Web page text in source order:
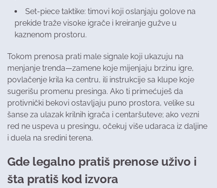
Set-piece taktikе: timovi koji oslanjaju golove na
prekide traže visoke igrače i kreiranje gužve u
kaznenom prostoru.
Tokom prenosa prati male signale koji ukazuju na
menjanje trenda—zamene koje mijenjaju brzinu igre,
povlačenje krila ka centru, ili instrukcije sa klupe koje
sugerišu promenu presinga. Ako ti primećuješ da
protivnički bekovi ostavljaju puno prostora, velike su
šanse za ulazak krilnih igrača i centaršuteve; ako vezni
red ne uspeva u presingu, očekuj više udaraca iz daljine
i duela na sredini terena.
Gde legalno pratiš prenose uživo i
šta pratiš kod izvora